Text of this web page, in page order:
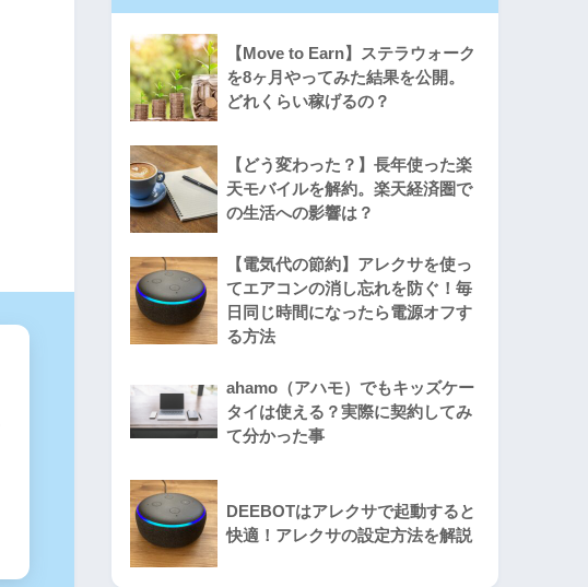
【Move to Earn】ステラウォーク
を8ヶ月やってみた結果を公開。
どれくらい稼げるの？
【どう変わった？】長年使った楽
天モバイルを解約。楽天経済圏で
の生活への影響は？
【電気代の節約】アレクサを使っ
てエアコンの消し忘れを防ぐ！毎
日同じ時間になったら電源オフす
る方法
ahamo（アハモ）でもキッズケー
タイは使える？実際に契約してみ
て分かった事
DEEBOTはアレクサで起動すると
快適！アレクサの設定方法を解説